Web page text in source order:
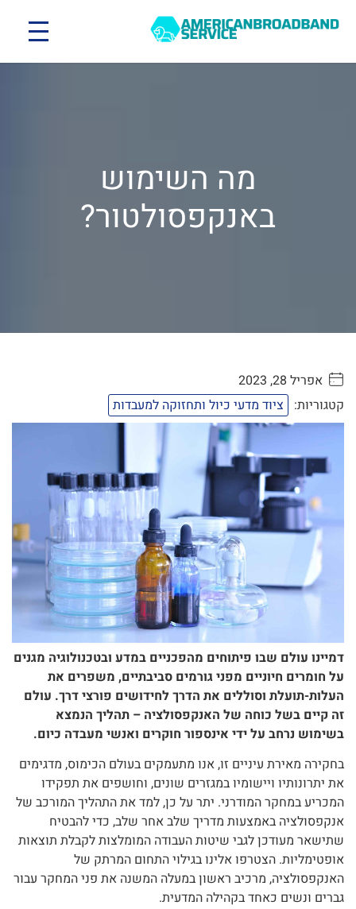
מה השימוש
באנקפסולטור?
. . . . .אפריל 28, 2023
קטגוריות:
ציוד מדעי כיול ותחזוקה למעבדות
דמיינו עולם שבו פיתוחים מהפכניים במדע ובטכנולוגיה מגנים
על חומרים חיוניים מפני גורמים סביבתיים, משפרים את
העלות-תועלת וסוללים את הדרך לחידושים פורצי דרך. עולם
זה קיים בשל כוחה של האנקפסולציה – תהליך הנמצא
בשימוש נרחב על ידי אינספור חוקרים ואנשי מעבדה כיום.
בחקירה מאירת עיניים זו, אנו מתעמקים בעולם הכימוס, מדגימים
את יתרונותיו ויישומיו במגזרים שונים, וחושפים את תפקידו
המכריע במחקר המודרני. יתר על כן, למד את התהליך המורכב של
אנקפסולציה באמצעות מדריך שלב אחר שלב, כדי להבטיח
שתישאר מעודכן לגבי שיטות העבודה המומלצות לקבלת תוצאות
אופטימליות. הצטרפו אלינו בגילוי התחום המרתק של
האנקפסולציה, מרכיב ראשון במעלה המשנה את פני המחקר עבור
גברים ונשים כאחד בקהילה המדעית.